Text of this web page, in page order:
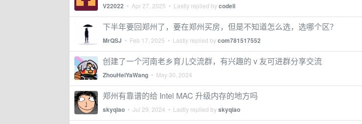
V22022 • Apr 27, 2025 • Lastly replied bycodeli
下半年要回郑州了，要在郑州买房，但是不知道怎么选，选哪个区？
MrQSJ • Feb 17, 2025 • Lastly replied bycom781517552
创建了一个河南老乡育儿交流群，有兴趣的 v 友可进群分享交流
ZhouHeiYaWang • May 30, 2024
郑州有靠谱的给 Intel MAC 升级内存的地方吗
skyqiao • Jul 29, 2024 • Lastly replied byskyqiao